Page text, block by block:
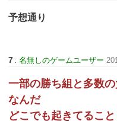
予想通り
7 :名無しのゲームユーザー
一部の勝ち組と多数の
なんだ
どこでも起きてるこ